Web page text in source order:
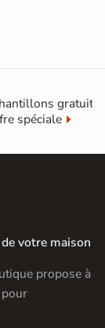
gratuit
spéciale
votre maison
propose à